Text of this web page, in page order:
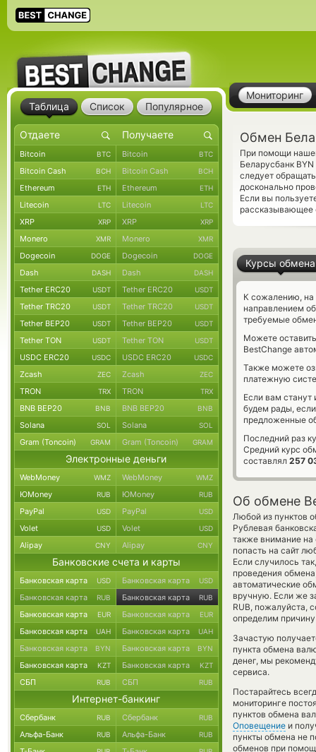
Мониторинг
Обмен
При помощи
Беларусбанк BYN
следует
досконально
Если вы
рассказывающее
Курсы обмена
К сожалению, на
направлением
требуемые
Можете
BestChange
Также можете
платежную
Если вам
будем рады,
предложенные
Последний раз
Средний курс
составлял 257
Об обмене
Любой из пунктов
Рублевая
также внимание на
попасть на сайт
Если случилось
проведения
автоматические
вручную. Если же
RUB, пожалуйста,
определим
Зачастую
пункта обмена
денег, мы
сервиса.
Постарайтесь
мониторинге
пунктов обмена
Оповещение и
пункты обмена не
обменов при
Таблица Список Популярное
Bitcoin BTC Bitcoin BTC
Bitcoin Cash BCH Bitcoin Cash BCH
Ethereum ETH Ethereum ETH
Litecoin LTC Litecoin LTC
XRP XRP XRP XRP
Monero XMR Monero XMR
Dogecoin DOGE Dogecoin DOGE
Dash DASH Dash DASH
Tether ERC20 USDT Tether ERC20 USDT
Tether TRC20 USDT Tether TRC20 USDT
Tether BEP20 USDT Tether BEP20 USDT
Tether TON USDT Tether TON USDT
USDC ERC20 USDC USDC ERC20 USDC
Zcash ZEC Zcash ZEC
TRON TRX TRON TRX
BNB BEP20 BNB BNB BEP20 BNB
Solana SOL Solana SOL
Gram (Toncoin) GRAM Gram (Toncoin) GRAM
Электронные деньги
WebMoney WMZ WebMoney WMZ
ЮMoney RUB ЮMoney RUB
PayPal USD PayPal USD
Volet USD Volet USD
Alipay CNY Alipay CNY
Банковские счета и карты
Банковская карта USD Банковская карта USD
Банковская карта RUB Банковская карта RUB
Банковская карта EUR Банковская карта EUR
Банковская карта UAH Банковская карта UAH
Банковская карта BYN Банковская карта BYN
Банковская карта KZT Банковская карта KZT
СБП RUB СБП RUB
Интернет-банкинг
Сбербанк RUB Сбербанк RUB
Альфа-Банк RUB Альфа-Банк RUB